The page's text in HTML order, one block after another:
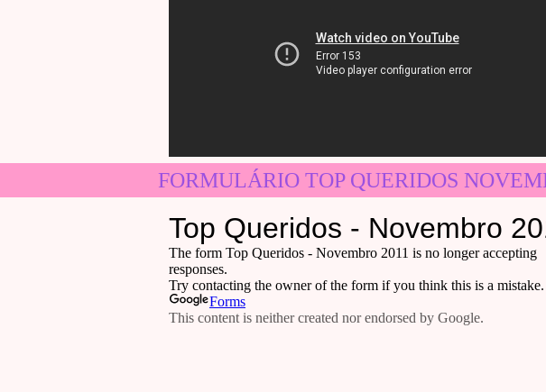
FORMULÁRIO TOP QUERIDOS